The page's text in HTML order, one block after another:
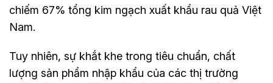
chiếm 67% tổng kim ngạch xuất khẩu rau quả Việt
Nam.
Tuy nhiên, sự khắt khe trong tiêu chuẩn, chất
lượng sản phẩm nhập khẩu của các thị trường